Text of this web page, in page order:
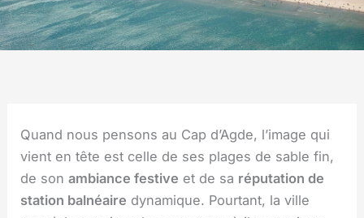
Quand nous pensons au Cap d’Agde, l’image qui
vient en tête est celle de ses plages de sable fin,
de sonambiance festive et de sa réputation de
station balnéaire dynamique. Pourtant, la ville